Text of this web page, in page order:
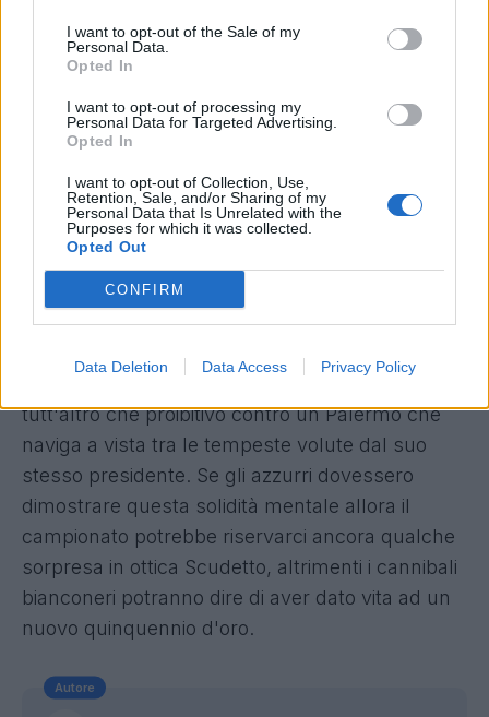
I want to opt-out of the Sale of my
Personal Data.
Opted In
I want to opt-out of processing my
Personal Data for Targeted Advertising.
Opted In
I want to opt-out of Collection, Use,
Retention, Sale, and/or Sharing of my
Personal Data that Is Unrelated with the
Purposes for which it was collected.
Opted Out
CONFIRM
Data Deletion Data Access Privacy Policy
pressione a chi è costretto ad inseguire, perché
si ha la sensazione che la squadra allestita
da Allegri non voglia concedere nulla ai
propri avversari
, né nella singola partita né nel
fischio della trentottesima giornata. Una vera
squadra di cannibali.
Il Napoli che scenderà in campo tra qualche
ora dovrà essere molto bravo dal punto di
vista psicologico a scrollarsi di dosso questa
pressione anche in un match sulla carta
tutt'altro che proibitivo contro un Palermo che
naviga a vista tra le tempeste volute dal suo
stesso presidente. Se gli azzurri dovessero
dimostrare questa solidità mentale allora il
campionato potrebbe riservarci ancora qualche
sorpresa in ottica Scudetto, altrimenti i cannibali
bianconeri potranno dire di aver dato vita ad un
nuovo quinquennio d'oro.
Autore